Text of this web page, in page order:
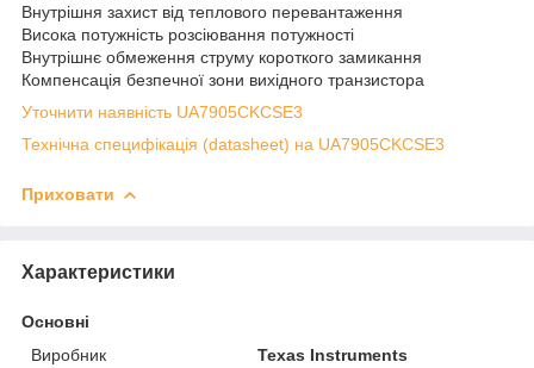
Внутрішня захист від теплового перевантаження
Висока потужність розсіювання потужності
Внутрішнє обмеження струму короткого замикання
Компенсація безпечної зони вихідного транзистора
Уточнити наявність UA7905CKCSE3
Технічна специфікація (datasheet) на UA7905CKCSE3
Приховати
Характеристики
Основні
Виробник
Texas Instruments